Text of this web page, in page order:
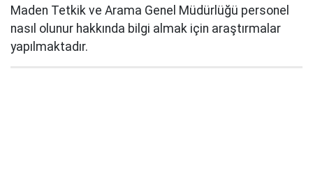
Maden Tetkik ve Arama Genel Müdürlüğü personel
nasıl olunur hakkında bilgi almak için araştırmalar
yapılmaktadır.